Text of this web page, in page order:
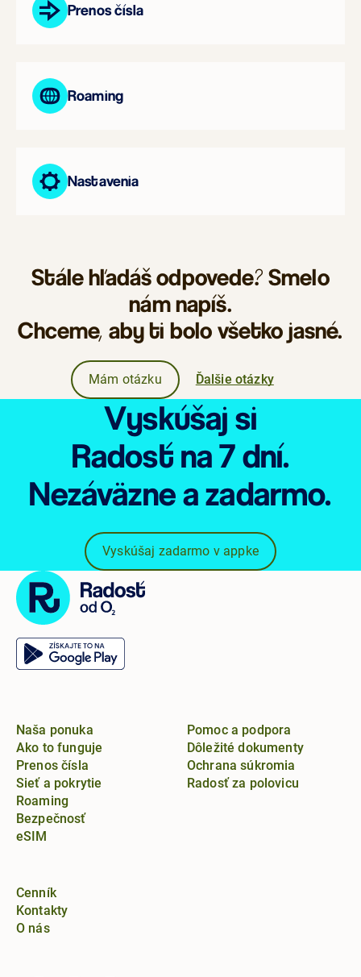
Prenos čísla
Roaming
Nastavenia
Stále hľadáš odpovede? Smelo
nám napíš.
Chceme, aby ti bolo všetko jasné.
Mám otázku Ďalšie otázky
Vyskúšaj si
Radosťna 7 dní.
Nezáväznea zadarmo.
Vyskúšaj zadarmo v appke
Naša ponuka
Ako to funguje
Prenos čísla
Sieť a pokrytie
Roaming
Bezpečnosť
eSIM
Pomoc a podpora
Dôležité dokumenty
Ochrana súkromia
Radosť za polovicu
Cenník
Kontakty
O nás